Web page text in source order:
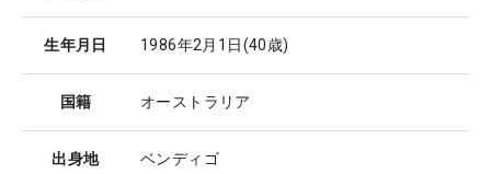
生年月日 1986年2月1日(40歳)
国籍 オーストラリア
出身地 ベンディゴ